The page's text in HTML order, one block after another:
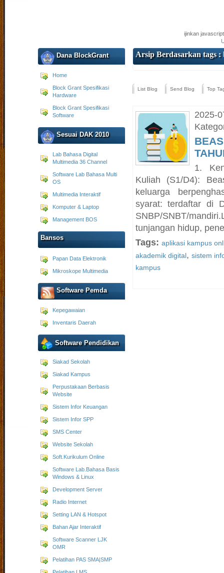
ijinkan
Dana BlockGrant
Home
Block Grant Spesifikasi
Hardware
Block Grant Spesifikasi
Software
Sesuai DAK 2010
Lab Bahasa Digital
Multimedia 36 Channel
Software Lab Bahasa Multi
OS
Multimedia Interaktif
Komputer & Laptop
Management BOS
Bansos
Papan Data Elektronik
Mikroskope Multimedia
Software Pemda
Kepegawaian
Inventaris Daerah
Software Pendidikan
Siakad Sekolah
Siakad Kampus
Perpustakaan Berbasis
Website
Sistem Infor Keuangan
Sistem Infor SPP
SMS Center
Website Sekolah
Soft.Kurikulum Online
Software Lab.Bahasa Basis
Windows & Linux
Development Server
Radio Internet
Setting LAN & Hotspot
Bahan Ajar Interaktif
Software Scanner LJK
OMR
Pelatihan PAS SMA|SMP
Arsip Berdasarkan tags :
List Blog Send Blog Top
2025-
1.
Kuliah (S1/D4):
keluarga
syarat: terdaftar di
SNBP/SNBT/
tunjangan hidup,
Tags: aplikasi kampus
akademik digital, sistem
kampus